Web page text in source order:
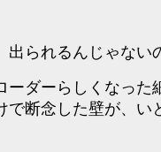
られるんじゃない
ダーらしくなった
で断念した壁が、い